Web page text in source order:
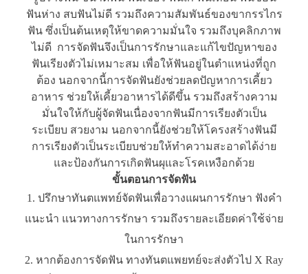
ฟันห่าง สบฟันไม่ดี รวมถึงความสัมพันธ์ของขากรรไกร
ฟัน ซึ่งเป็นต้นเหตุให้ขาดความมั่นใจ รวมถึงบุคลิกภาพ
ไม่ดี การจัดฟันจึงเป็นการรักษาและแก้ไขปัญหาของ
ฟันเรียงตัวไม่เหมาะสม เพื่อให้ฟันอยู่ในตำแหน่งที่ถูก
ต้อง นอกจากนี้การจัดฟันยังช่วยลดปัญหาการเคี้ยว
อาหาร ช่วยให้เคี้ยวอาหารได้ดีขึ้น รวมถึงสร้างความ
มั่นใจให้กับผู้จัดฟันเนื่องจากฟันมีการเรียงตัวเป็น
ระเบียบ สวยงาม นอกจากนี้ยังช่วยให้โครงสร้างฟันมี
การเรียงตัวเป็นระเบียบช่วยให้ทำความสะอาดได้ง่าย
และป้องกันการเกิดฟันผุและโรคเหงือกด้วย
ขั้นตอนการจัดฟัน
ปรึกษาทันตแพทย์จัดฟันเพื่อวางแผนการรักษา ฟังคำ
แนะนำ แนวทางการรักษา รวมถึงรายละเอียดค่าใช้จ่าย
ในการรักษา
หากต้องการจัดฟัน ทางทันตแพยทย์จะส่งตัวไป X Ray